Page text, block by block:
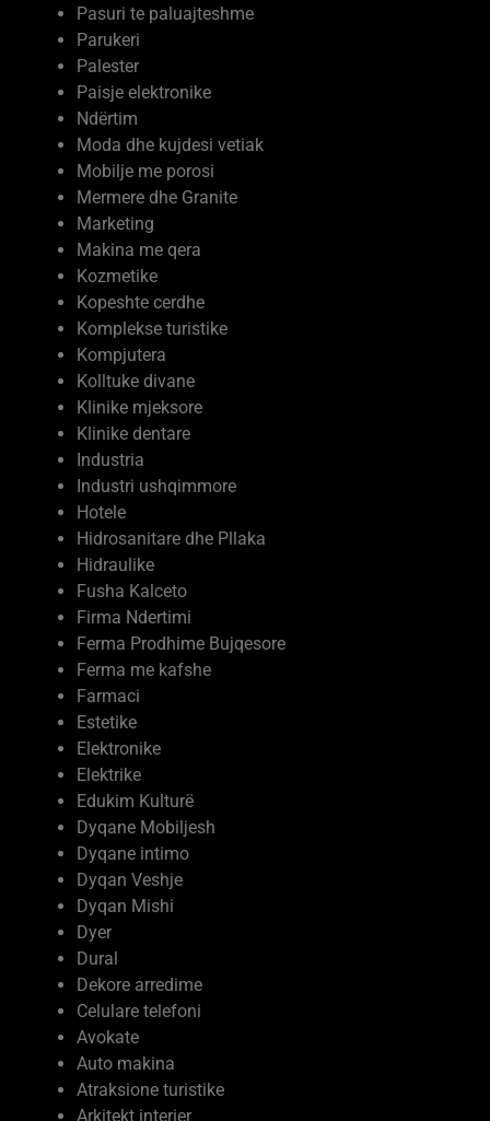
Parukeri
Palester
Paisje elektronike
Ndërtim
Moda dhe kujdesi vetiak
Mobilje me porosi
Mermere dhe Granite
Marketing
Makina me qera
Kozmetike
Kopeshte cerdhe
Komplekse turistike
Kompjutera
Kolltuke divane
Klinike mjeksore
Klinike dentare
Industria
Industri ushqimmore
Hotele
Hidrosanitare dhe Pllaka
Hidraulike
Fusha Kalceto
Firma Ndertimi
Ferma Prodhime Bujqesore
Ferma me kafshe
Farmaci
Estetike
Elektronike
Elektrike
Edukim Kulturë
Dyqane Mobiljesh
Dyqane intimo
Dyqan Veshje
Dyqan Mishi
Dyer
Dural
Dekore arredime
Celulare telefoni
Avokate
Auto makina
Atraksione turistike
Arkitekt interier
Argëtimi